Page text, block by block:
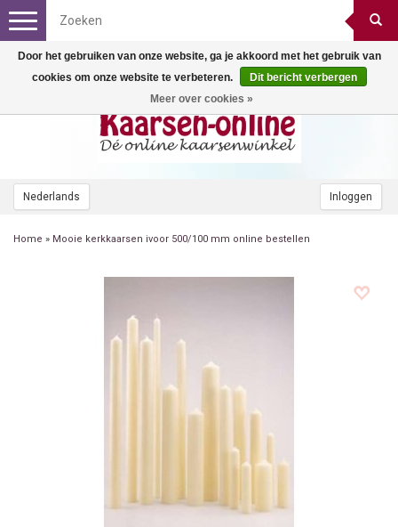
Nederlands Inloggen
Toggle
navigation
Home » Mooie kerkkaarsen ivoor 500/100 mm online bestellen
Door het gebruiken van onze website, ga je akkoord met het gebruik van
cookies om onze website te verbeteren.
Dit bericht verbergen
Meer over cookies »